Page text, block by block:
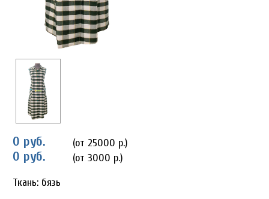
0 руб. (от 25000 р.)
0 руб.
(от 3000 р.)
Ткань: бязь